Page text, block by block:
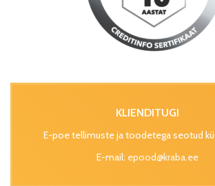
KLIENDITUGI
E-poe tellimuste ja toodetega seotud
E-mail: epood@kraba.ee